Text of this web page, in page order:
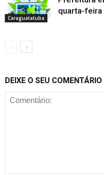
Caraguatatuba
quarta-feira
DEIXE O SEU COMENTÁRIO